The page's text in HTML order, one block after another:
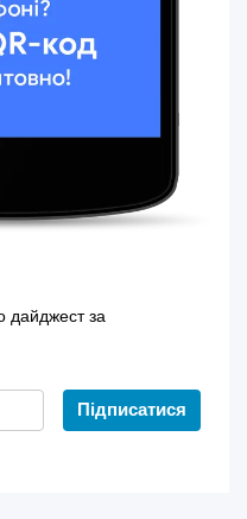
дайджест за
Підписатися